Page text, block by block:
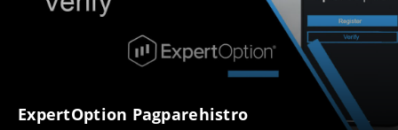
ExpertOption Pagparehistro